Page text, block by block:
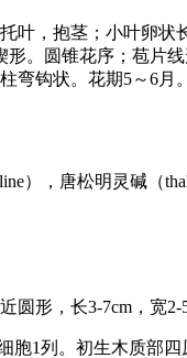
叶，抱茎；小叶卵状
。圆锥花序；苞片
弯钩状。花期5～6月。
），唐松明灵碱（
形，长3-7cm，宽2-
胞1列。初生木质部